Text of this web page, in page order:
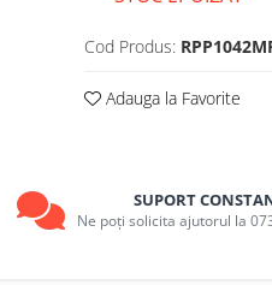
Cod Produs:
Adauga la Favorite
SUPORT
Ne poți solicita ajutorul la